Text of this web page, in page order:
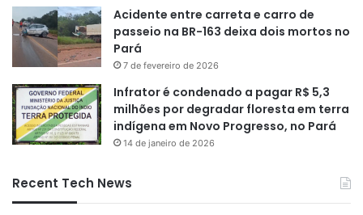
Acidente entre carreta e carro de
passeio na BR-163 deixa dois mortos no
Pará
7 de fevereiro de 2026
Infrator é condenado a pagar R$ 5,3
milhões por degradar floresta em terra
indígena em Novo Progresso, no Pará
14 de janeiro de 2026
Recent Tech News